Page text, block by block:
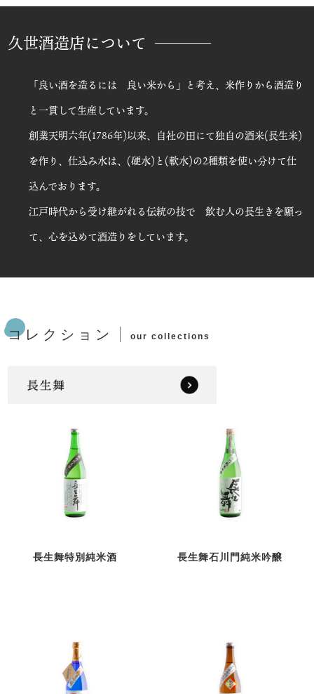
久世酒造店について
「良い酒を造るには 良い米から」と考え、米作りから酒造り
と一貫して生産しています。
創業天明六年(1786年)以来、自社の田にて独自の酒米(長生米)
を作り、仕込み水は、(硬水)と(軟水)の2種類を使い分けて仕
込んでおります。
江戸時代から受け継がれる伝統の技で 飲む人の長生きを願っ
て、心を込めて酒造りをしています。
コレクション our collections
長生舞特別純米酒 長生舞石川門純米吟醸